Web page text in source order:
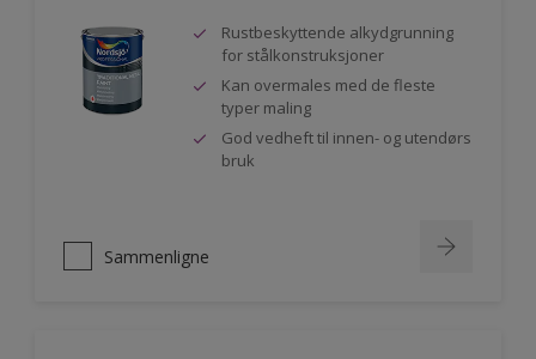
Rustbeskyttende alkydgrunning
for stålkonstruksjoner
Kan overmales med de fleste
typer maling
God vedheft til innen- og utendørs
bruk
Sammenligne